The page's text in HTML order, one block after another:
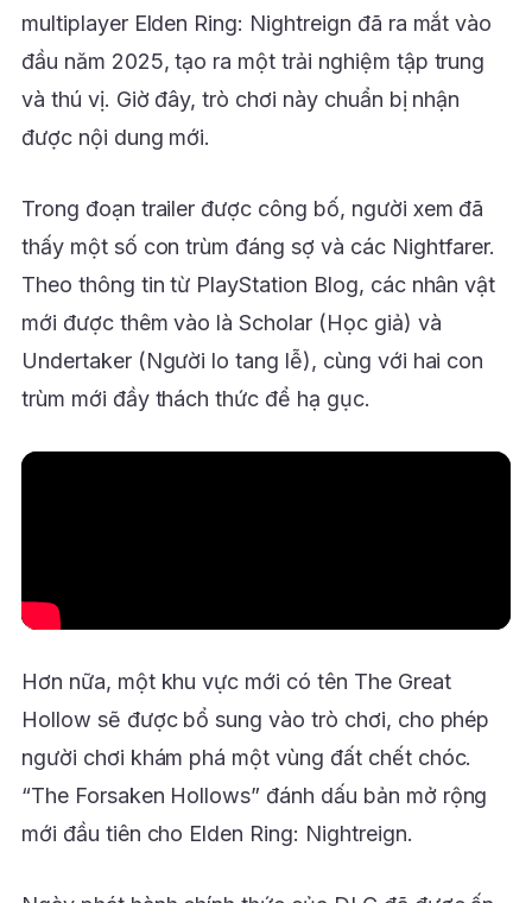
multiplayer Elden Ring: Nightreign đã ra mắt vào
đầu năm 2025, tạo ra một trải nghiệm tập trung
và thú vị. Giờ đây, trò chơi này chuẩn bị nhận
được nội dung mới.
Trong đoạn trailer được công bố, người xem đã
thấy một số con trùm đáng sợ và các Nightfarer.
Theo thông tin từ PlayStation Blog, các nhân vật
mới được thêm vào là Scholar (Học giả) và
Undertaker (Người lo tang lễ), cùng với hai con
trùm mới đầy thách thức để hạ gục.
Hơn nữa, một khu vực mới có tên The Great
Hollow sẽ được bổ sung vào trò chơi, cho phép
người chơi khám phá một vùng đất chết chóc.
“The Forsaken Hollows” đánh dấu bản mở rộng
mới đầu tiên cho Elden Ring: Nightreign.